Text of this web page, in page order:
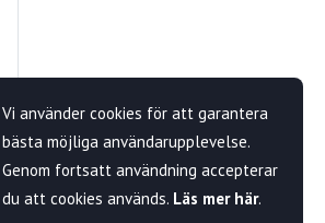
Vi använder cookies för att garantera
bästa möjliga användarupplevelse.
Genom fortsatt användning accepterar
du att cookies används. Läs mer här.